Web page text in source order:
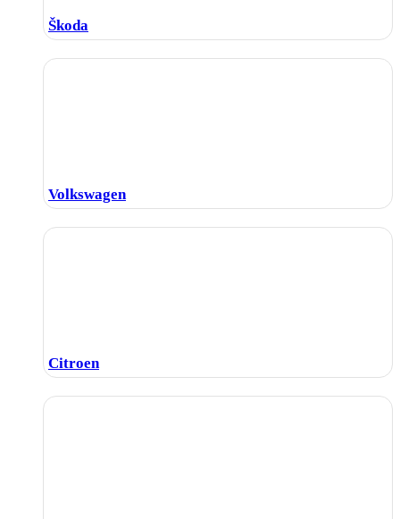
Škoda
Volkswagen
Citroen